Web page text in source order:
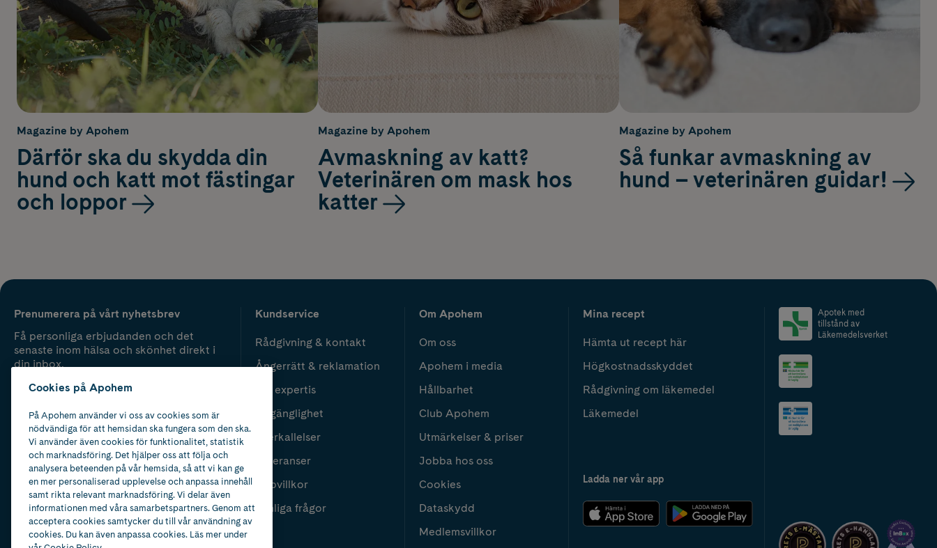
Magazine by Apohem
Därför ska du skydda din
hund och katt mot fästingar
och loppor
Magazine by Apohem
Avmaskning av katt?
Veterinären om mask hos
katter
Magazine by Apohem
Så funkar avmaskning av
hund – veterinären guidar!
Prenumerera på vårt nyhetsbrev
Få personliga erbjudanden och det
senaste inom hälsa och skönhet direkt i
din inbox.
Kundservice
Rådgivning & kontakt
Ångerrätt & reklamation
Vår expertis
Tillgänglighet
Återkallelser
Leveranser
Köpvillkor
Vanliga frågor
Om Apohem
Om oss
Apohem i media
Hållbarhet
Club Apohem
Utmärkelser & priser
Jobba hos oss
Cookies
Dataskydd
Medlemsvillkor
Mina recept
Hämta ut recept här
Högkostnadsskyddet
Rådgivning om läkemedel
Läkemedel
Ladda ner vår app
Apotek med
tillstånd av
Läkemedelsverket
Cookies på Apohem
På Apohem använder vi oss av cookies som är
nödvändiga för att hemsidan ska fungera som den ska.
Vi använder även cookies för funktionalitet, statistik
och marknadsföring. Det hjälper oss att följa och
analysera beteenden på vår hemsida, så att vi kan ge
en mer personaliserad upplevelse och anpassa innehåll
samt rikta relevant marknadsföring. Vi delar även
informationen med våra samarbetspartners. Genom att
acceptera cookies samtycker du till vår användning av
cookies. Du kan även anpassa cookies. Läs mer under